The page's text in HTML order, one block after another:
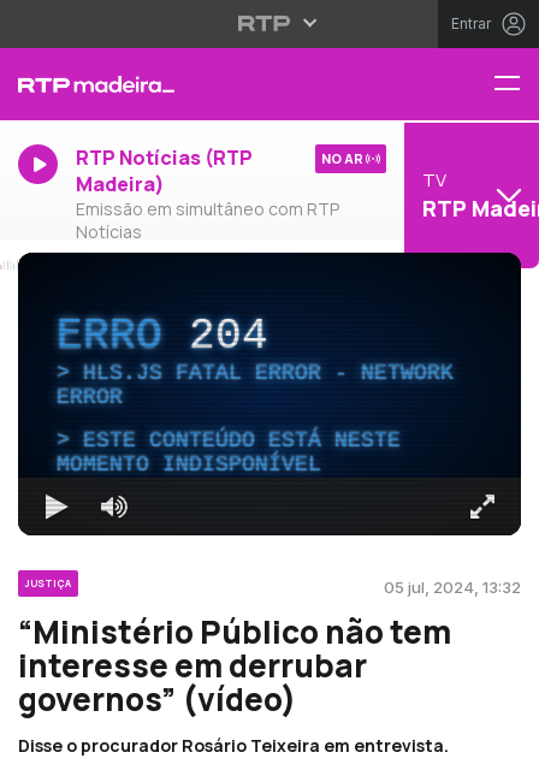
Entrar
RTP Notícias (RTP
Madeira)
Emissão em simultâneo com RTP
Notícias
NO AR
TV
RTP
ERRO204
HLS.JS FATAL ERROR - NETWORK
ERROR
ESTE CONTEÚDO ESTÁ NESTE
MOMENTO INDISPONÍVEL
JUSTIÇA 05 jul, 2024, 13:32
“Ministério Público não tem
interesse em derrubar
governos” (vídeo)
Disse o procurador Rosário Teixeira em entrevista.